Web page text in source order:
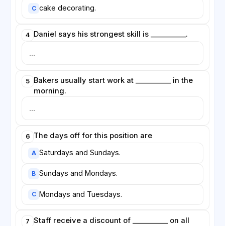
C cake decorating.
4 Daniel says his strongest skill is __________.
5
Bakers usually start work at __________ in the
morning.
6 The days off for this position are
A Saturdays and Sundays.
B Sundays and Mondays.
C Mondays and Tuesdays.
7
Staff receive a discount of __________ on all